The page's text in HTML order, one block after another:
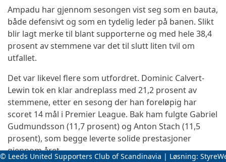
Ampadu har gjennom sesongen vist seg som en bauta,
både defensivt og som en tydelig leder på banen. Slikt
blir lagt merke til blant supporterne og med hele 38,4
prosent av stemmene var det til slutt liten tvil om
utfallet.
Det var likevel flere som utfordret. Dominic Calvert-
Lewin tok en klar andreplass med 21,2 prosent av
stemmene, etter en sesong der han foreløpig har
scoret 14 mål i Premier League. Bak ham fulgte Gabriel
Gudmundsson (11,7 prosent) og Anton Stach (11,5
prosent), som begge leverte solide prestasjoner
gjennom året.
© Leeds United Supporters Club of Scandinavia | Løsning: